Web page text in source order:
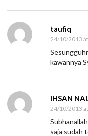
S
s
taufiq
24/10/2013
kawannya
IHSAN
24/10/2013
saja sudah